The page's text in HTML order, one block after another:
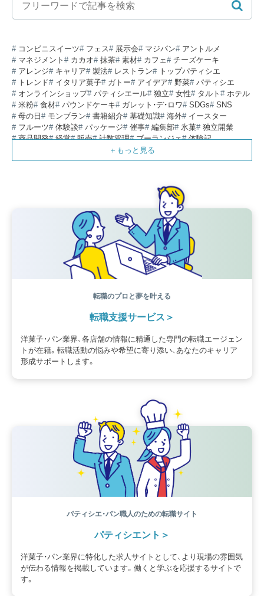
コンビニスイーツ フェス 展示会 マジパン
アントルメ
マネジメント
カカオ 抹茶 素材 カフェ
チーズケーキ
アレンジ
キャリア 製法 レストラン
トップパティシエ
トレンド
イタリア菓子 ガトー アイデア 野菜
パティシエ
オンラインショップ
パティシエール 独立 女性 タルト
ホテル
米粉
食材 パウンドケーキ ガレット・デ・ロワ SDGs
SNS
母の日
モンブラン 書籍紹介 基礎知識 海外
イースター
フルーツ
体験談 パッケージ 催事 編集部 氷菓
独立開業
商品開発
経営 販売 計数管理 ブーランジェ
体験記
コラム パン スタッフ育成
スイーツ
IT 業界事情 講習会 潜入レポート
クリスマス
ウェデイングケーキ
ベーカリー 工場
生菓子
アシェットデセール
フランス オーブン担当 チョコレート
転職のプロと夢を叶える
転職支援サービス
洋菓子・パン業界、各店舗の情報に精通した専門の転職エージェン
トが在籍。転職活動の悩みや希望に寄り添い、あなたのキャリア
形成サポートします。
パティシエ・パン職人のための転職サイト
パティシエント
洋菓子・パン業界に特化した求人サイトとして、より現場の雰囲気
が伝わる情報を掲載しています。働くと学ぶを応援するサイトで
す。